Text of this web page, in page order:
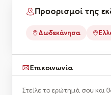
Προορισμοί της
Δωδεκάνησα
Επικοινωνία
Στείλε το ερώτημά σου και